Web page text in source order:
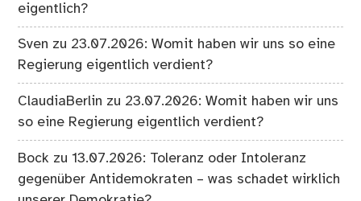
eigentlich?
Sven zu 23.07.2026: Womit haben wir uns so eine
Regierung eigentlich verdient?
ClaudiaBerlin zu 23.07.2026: Womit haben wir uns
so eine Regierung eigentlich verdient?
Bock zu13.07.2026: Toleranz oder Intoleranz
gegenüber Antidemokraten – was schadet wirklich